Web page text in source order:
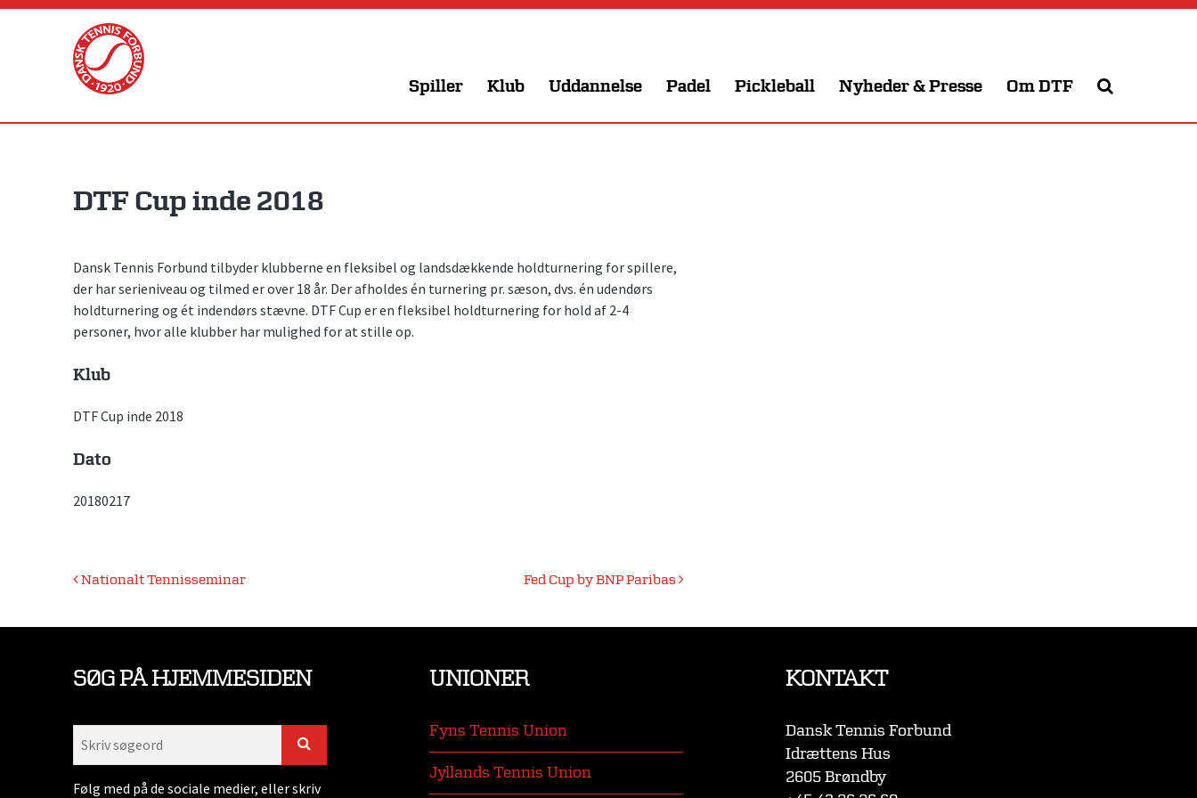
Skip
Spiller Klub Uddannelse Padel Pickleball Nyheder & Presse Om DTF
DTF Cup inde 2018
Dansk Tennis Forbund tilbyder klubberne en fleksibel og landsdækkende holdturnering for spillere,
der har serieniveau og tilmed er over 18 år. Der afholdes én turnering pr. sæson, dvs. én udendørs
holdturnering og ét indendørs stævne. DTF Cup er en fleksibel holdturnering for hold af 2-4
personer, hvor alle klubber har mulighed for at stille op.
Klub
DTF Cup inde 2018
Dato
20180217
Indlægsnavigation
Nationalt Tennisseminar Fed Cup by BNP Paribas
SØG PÅ HJEMMESIDEN
Følg med på de sociale medier, eller skriv
UNIONER
Fyns Tennis Union
Jyllands Tennis Union
KONTAKT
Dansk Tennis Forbund
Idrættens Hus
2605 Brøndby